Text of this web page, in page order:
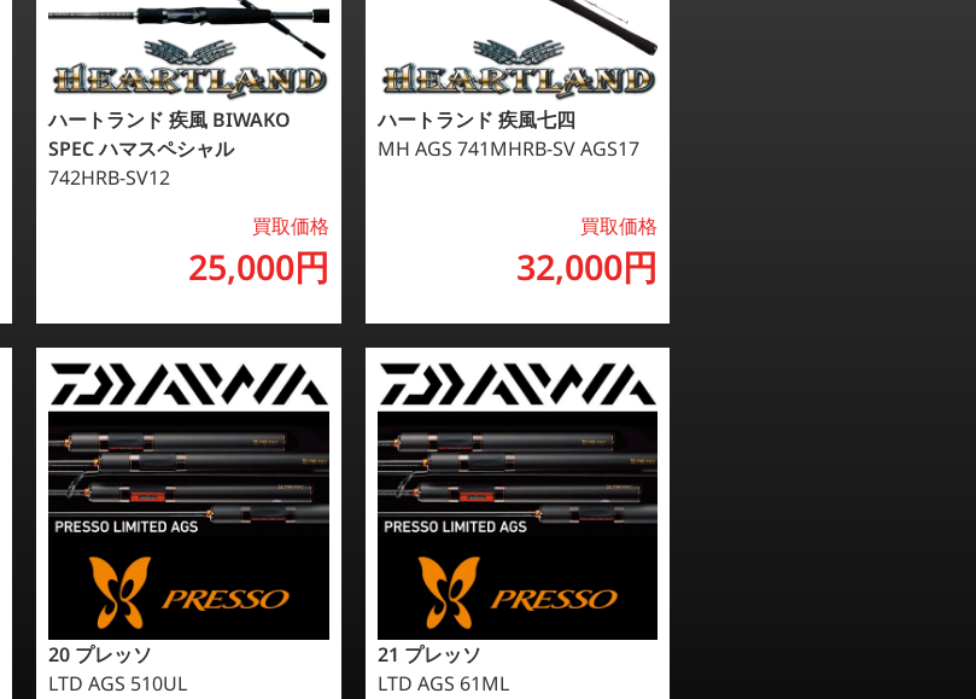
ハートランド 疾風 BIWAKO
SPEC ハマスペシャル
742HRB-SV12
買取価格
25,000円
ハートランド 疾風七四
MH AGS 741MHRB-SV AGS17
買取価格
32,000円
20 プレッソ
LTD AGS 510UL
21 プレッソ
LTD AGS 61ML